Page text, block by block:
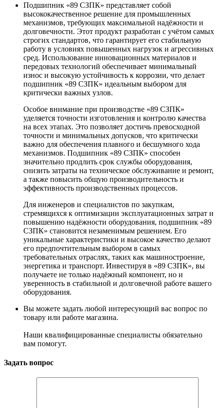
Подшипник «89 СЗПК» представляет собой
высококачественное решение для промышленных
механизмов, требующих максимальной надёжности и
долговечности. Этот продукт разработан с учётом самых
строгих стандартов, что гарантирует его стабильную
работу в условиях повышенных нагрузок и агрессивных
сред. Использование инновационных материалов и
передовых технологий обеспечивает минимальный
износ и высокую устойчивость к коррозии, что делает
подшипник «89 СЗПК» идеальным выбором для
критически важных узлов.
Особое внимание при производстве «89 СЗПК»
уделяется точности изготовления и контролю качества
на всех этапах. Это позволяет достичь превосходной
точности и минимальных допусков, что критически
важно для обеспечения плавного и бесшумного хода
механизмов. Подшипник «89 СЗПК» способен
значительно продлить срок службы оборудования,
снизить затраты на техническое обслуживание и ремонт,
а также повысить общую производительность и
эффективность производственных процессов.
Для инженеров и специалистов по закупкам,
стремящихся к оптимизации эксплуатационных затрат и
повышению надёжности оборудования, подшипник «89
СЗПК» становится незаменимым решением. Его
уникальные характеристики и высокое качество делают
его предпочтительным выбором в самых
требовательных отраслях, таких как машиностроение,
энергетика и транспорт. Инвестируя в «89 СЗПК», вы
получаете не только надёжный компонент, но и
уверенность в стабильной и долговечной работе вашего
оборудования.
Вы можете задать любой интересующий вас вопрос по
товару или работе магазина.
Наши квалифицированные специалисты обязательно
вам помогут.
Задать вопрос